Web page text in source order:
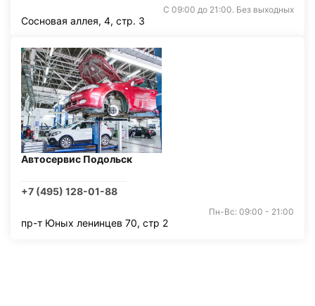
С 09:00 до 21:00. Без выходных
Сосновая аллея, 4, стр. 3
Автосервис Подольск
+7 (495) 128-01-88
Пн-Вс: 09:00 - 21:00
пр-т Юных ленинцев 70, стр 2